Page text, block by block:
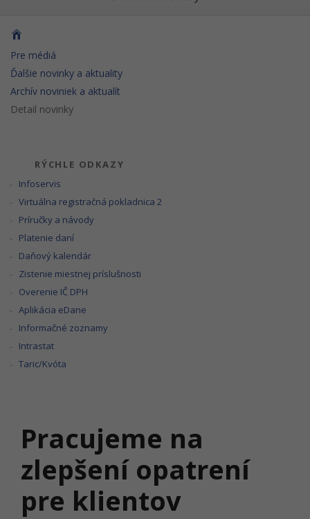
Pre médiá
Ďalšie novinky a aktuality
Archív noviniek a aktualít
Detail novinky
RÝCHLE ODKAZY
Infoservis
Virtuálna registračná pokladnica 2
Príručky a návody
Platenie daní
Daňový kalendár
Zistenie miestnej príslušnosti
Overenie IČ DPH
Aplikácia eDane
Informačné zoznamy
Intrastat
Taric/Kvóta
Pracujeme na
zlepšení opatrení
pre klientov